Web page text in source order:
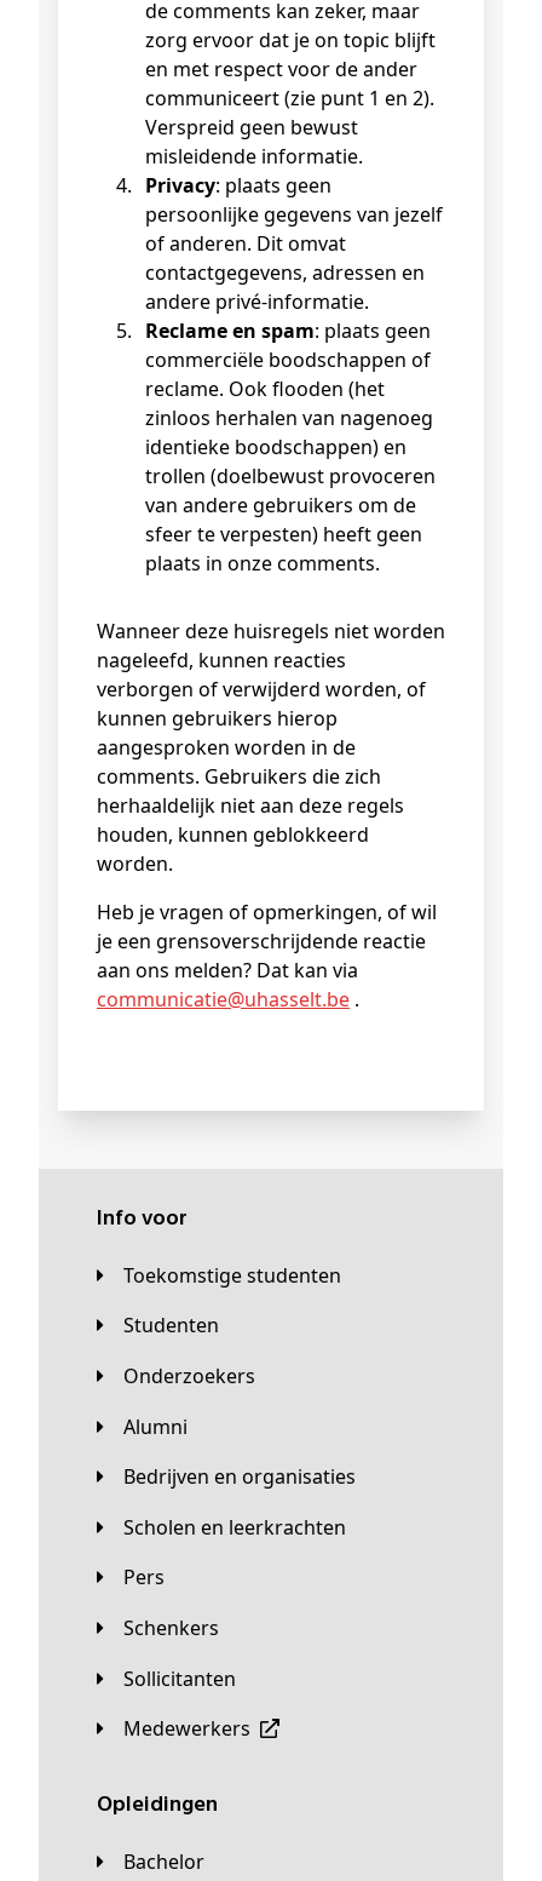
de comments kan zeker, maar
zorg ervoor dat je on topic blijft
en met respect voor de ander
communiceert (zie punt 1 en 2).
Verspreid geen bewust
misleidende informatie.
Privacy: plaats geen
persoonlijke gegevens van jezelf
of anderen. Dit omvat
contactgegevens, adressen en
andere privé-informatie.
Reclame en spam: plaats geen
commerciële boodschappen of
reclame. Ook flooden (het
zinloos herhalen van nagenoeg
identieke boodschappen) en
trollen (doelbewust provoceren
van andere gebruikers om de
sfeer te verpesten) heeft geen
plaats in onze comments.
Wanneer deze huisregels niet worden
nageleefd, kunnen reacties
verborgen of verwijderd worden, of
kunnen gebruikers hierop
aangesproken worden in de
comments. Gebruikers die zich
herhaaldelijk niet aan deze regels
houden, kunnen geblokkeerd
worden.
Heb je vragen of opmerkingen, of wil
je een grensoverschrijdende reactie
aan ons melden? Dat kan via
communicatie@uhasselt.be .
Info voor
Toekomstige studenten
Studenten
Onderzoekers
Alumni
Bedrijven en organisaties
Scholen en leerkrachten
Pers
Schenkers
Sollicitanten
Medewerkers
Opleidingen
Bachelor